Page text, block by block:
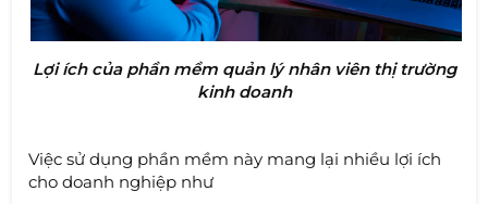
Lợi ích của phần mềm quản lý nhân viên thị trường
kinh doanh
Việc sử dụng phần mềm này mang lại nhiều lợi ích
cho doanh nghiệp như